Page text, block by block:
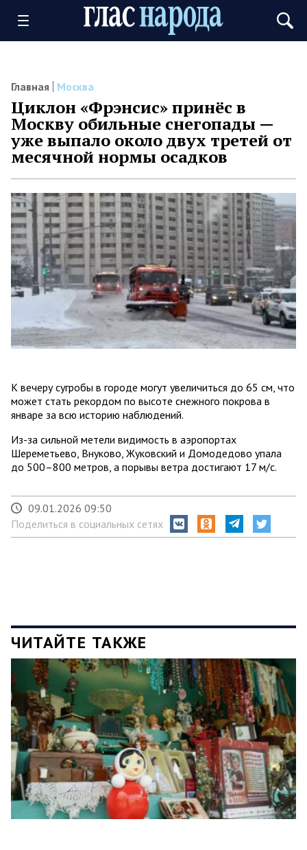
Главная Москва
Циклон «Фрэнсис» принёс в
Москву обильные снегопады —
уже выпало около двух третей от
месячной нормы осадков
К вечеру сугробы в городе могут увеличиться до 65 см, что
может стать рекордом по высоте снежного покрова в
январе за всю историю наблюдений.
Из-за сильной метели видимость в аэропортах
Шереметьево, Внуково, Жуковский и Домодедово упала
до 500–800 метров, а порывы ветра достигают 17 м/с.
09.01.2026 09:50
Поделиться в социальных сетях
ЧИТАЙТЕ ТАКЖЕ